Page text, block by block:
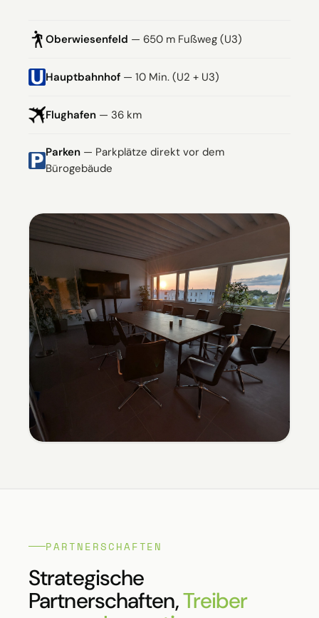
Oberwiesenfeld — 650 m Fußweg (U3)
Hauptbahnhof — 10 Min. (U2 + U3)
Flughafen — 36 km
Parken — Parkplätze direkt vor dem
Bürogebäude
PARTNERSCHAFTEN
Strategische
Partnerschaften,Treiber